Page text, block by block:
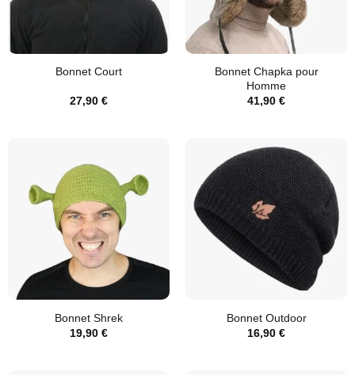
Bonnet Court
27,90 €
Bonnet Chapka pour
Homme
41,90 €
Bonnet Shrek
19,90 €
Bonnet Outdoor
16,90 €